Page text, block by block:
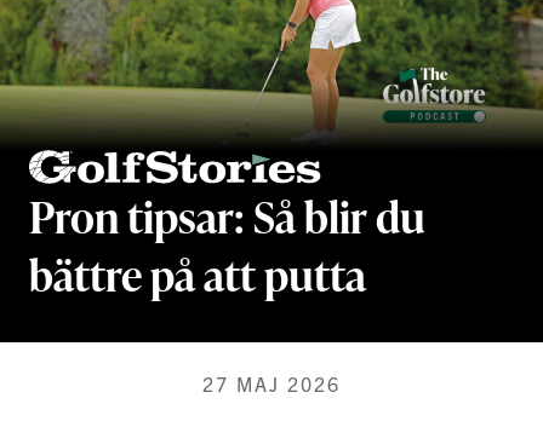
Pron tipsar: Så blir du
bättre på att putta
27 MAJ 2026